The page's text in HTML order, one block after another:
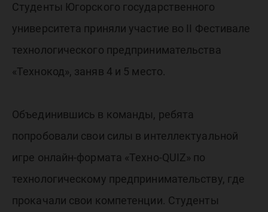
Студенты Югорского государственного
университета приняли участие во II Фестивале
технологического предпринимательства
«Технокод», заняв 4 и 5 место.
Объединившись в команды, ребята
попробовали свои силы в интеллектуальной
игре онлайн-формата «Техно-QUIZ» по
технологическому предпринимательству, где
прокачали свои компетенции. Студенты